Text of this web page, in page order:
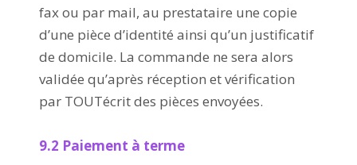
fax ou par mail, au prestataire une copie
d’une pièce d’identité ainsi qu’un justificatif
de domicile. La commande ne sera alors
validée qu’après réception et vérification
par TOUTécrit des pièces envoyées.
9.2 Paiement à terme